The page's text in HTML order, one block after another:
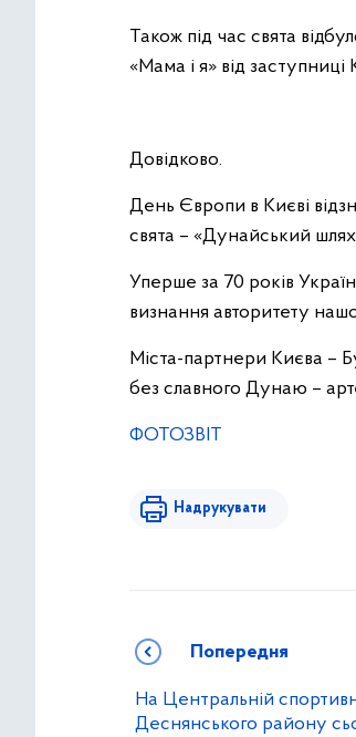
Також під час свята
«Мама і я» від
Довідково.
День Європи в Києві
свята – «Дунайський
Уперше за 70 років
визнання авторитету
Міста-партнери Києва –
без славного Дунаю –
ФОТОЗВІТ
Надрукувати
Попередня
На Центральній
Деснянського району